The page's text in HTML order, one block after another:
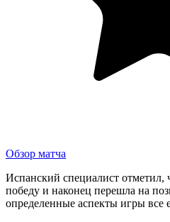
Обзор матча
Испанский специалист отметил,
победу и наконец перешла на
определенные аспекты игры